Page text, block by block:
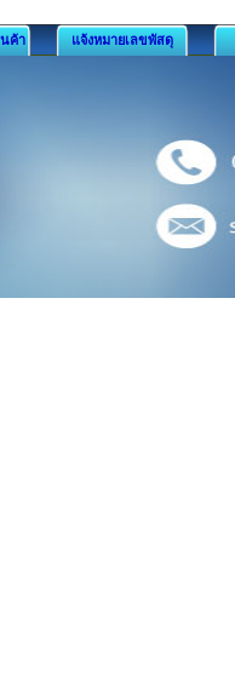
ค้า แจ้งหมายเลขพัสดุ